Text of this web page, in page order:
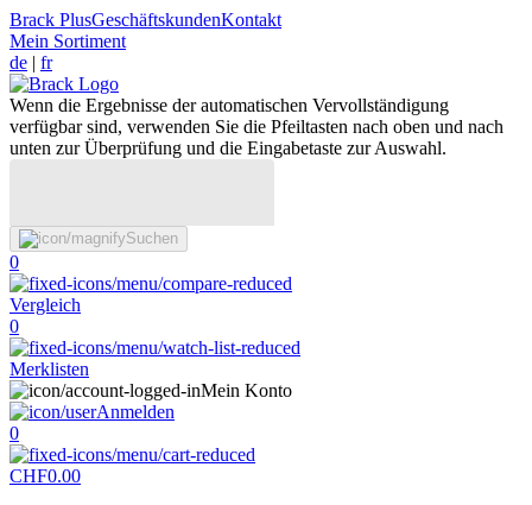
Brack PlusGeschäftskundenKontakt
Mein Sortiment
de | fr
Wenn die Ergebnisse der automatischen Vervollständigung
verfügbar sind, verwenden Sie die Pfeiltasten nach oben und nach
unten zur Überprüfung und die Eingabetaste zur Auswahl.
Suchen
0
Vergleich
0
Merklisten
Mein Konto
Anmelden
0
CHF0.00